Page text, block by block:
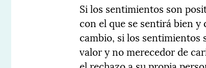
Si los sentimientos son
con el que se sentirá bien y
cambio, si los sentimientos
valor y no merecedor de